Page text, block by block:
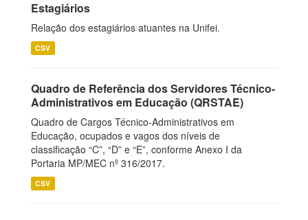
Estagiários
Relação dos estagiários atuantes na Unifei.
CSV
Quadro de Referência dos Servidores Técnico-
Administrativos em Educação (QRSTAE)
Quadro de Cargos Técnico-Administrativos em
Educação, ocupados e vagos dos níveis de
classificação “C”, “D” e “E”, conforme Anexo I da
Portaria MP/MEC nº 316/2017.
CSV